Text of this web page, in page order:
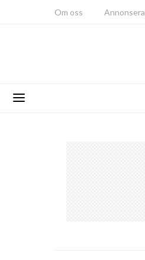
Om oss Annonsera